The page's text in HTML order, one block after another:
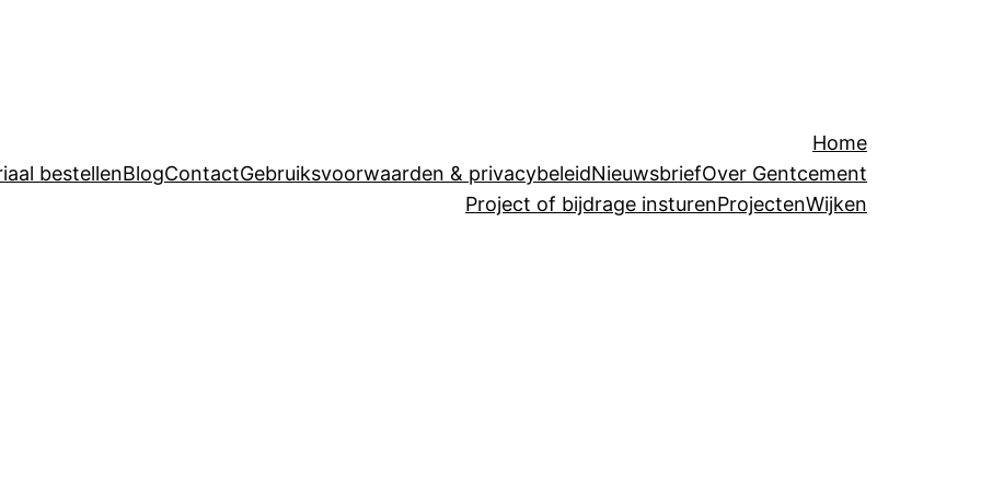
Home
bestellenBlogContactGebruiksvoorwaarden & privacybeleidNieuwsbriefOver Gentcement
Project of bijdrage insturenProjectenWijken